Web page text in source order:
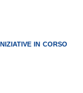
IN CORSO